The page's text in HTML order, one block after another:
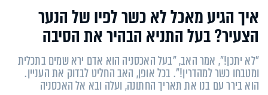
איך הגיע מאכל לא כשר לפיו של הנער
הצעיר? בעל התניא הבהיר את הסיבה
"לא יתכן!", אמר האב, "בעל האכסניה הוא אדם ירא שמים בתכלית
ומטבחו כשר למהדרין!". בכל אופן, האב החליט לבדוק את העניין.
הוא בירר עם בנו את תאריך החתונה, ועלה ובא אל האכסניה